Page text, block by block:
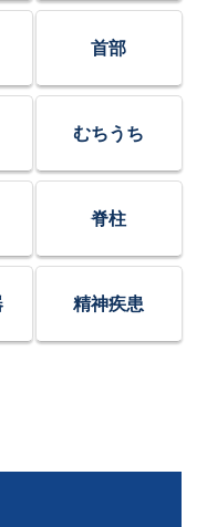
首部
むちうち
脊柱
精神疾患